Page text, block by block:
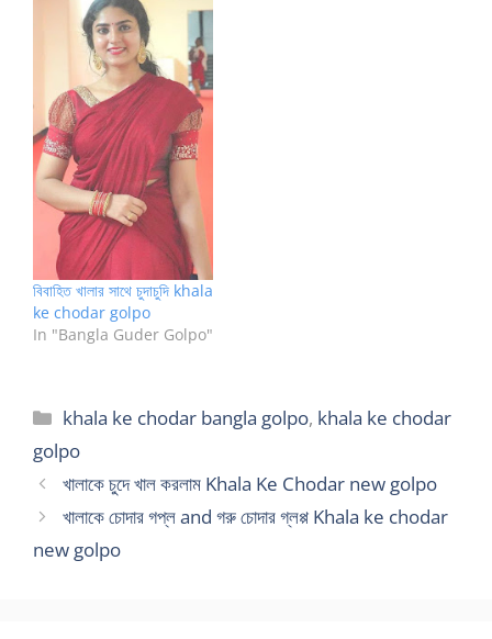
বিবাহিত খালার সাথে চুদাচুদি khala
ke chodar golpo
In "Bangla Guder Golpo"
Categories
khala ke chodar bangla golpo, khala ke chodar
golpo
খালাকে চুদে খাল করলাম Khala Ke Chodar new golpo
খালাকে চোদার গপ্ল and গরু চোদার গ্লপ্প Khala ke chodar
new golpo